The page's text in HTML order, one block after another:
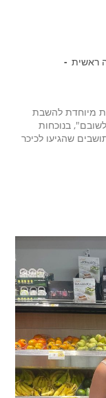
ראשית
סבא קיימה במוצאי שבת 2/12 עצרת מיוחדת להשבת
בנוכחות
שהגיעו לכיכר